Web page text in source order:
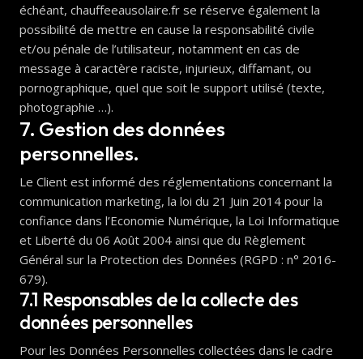
échéant, chauffeeausolaire.fr se réserve également la
possibilité de mettre en cause la responsabilité civile
et/ou pénale de l’utilisateur, notamment en cas de
message à caractère raciste, injurieux, diffamant, ou
pornographique, quel que soit le support utilisé (texte,
photographie …).
7. Gestion des données
personnelles.
Le Client est informé des réglementations concernant la
communication marketing, la loi du 21 Juin 2014 pour la
confiance dans l’Economie Numérique, la Loi Informatique
et Liberté du 06 Août 2004 ainsi que du Règlement
Général sur la Protection des Données (RGPD : n° 2016-
679).
7.1 Responsables de la collecte des
données personnelles
Pour les Données Personnelles collectées dans le cadre